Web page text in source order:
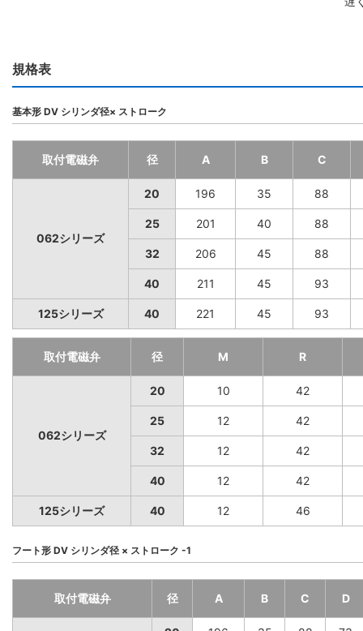
規格表
基本形 DV シリンダ径× ストローク
取付電磁弁 径 A B C
062シリーズ
20 196 35 88
25 201 40 88
32 206 45 88
40 211 45 93
125シリーズ 40 221 45 93
取付電磁弁 径 M R
062シリーズ
20 10 42
25 12 42
32 12 42
40 12 42
125シリーズ 40 12 46
フート形 DV シリンダ径 × ストローク -1
取付電磁弁 径 A B C D